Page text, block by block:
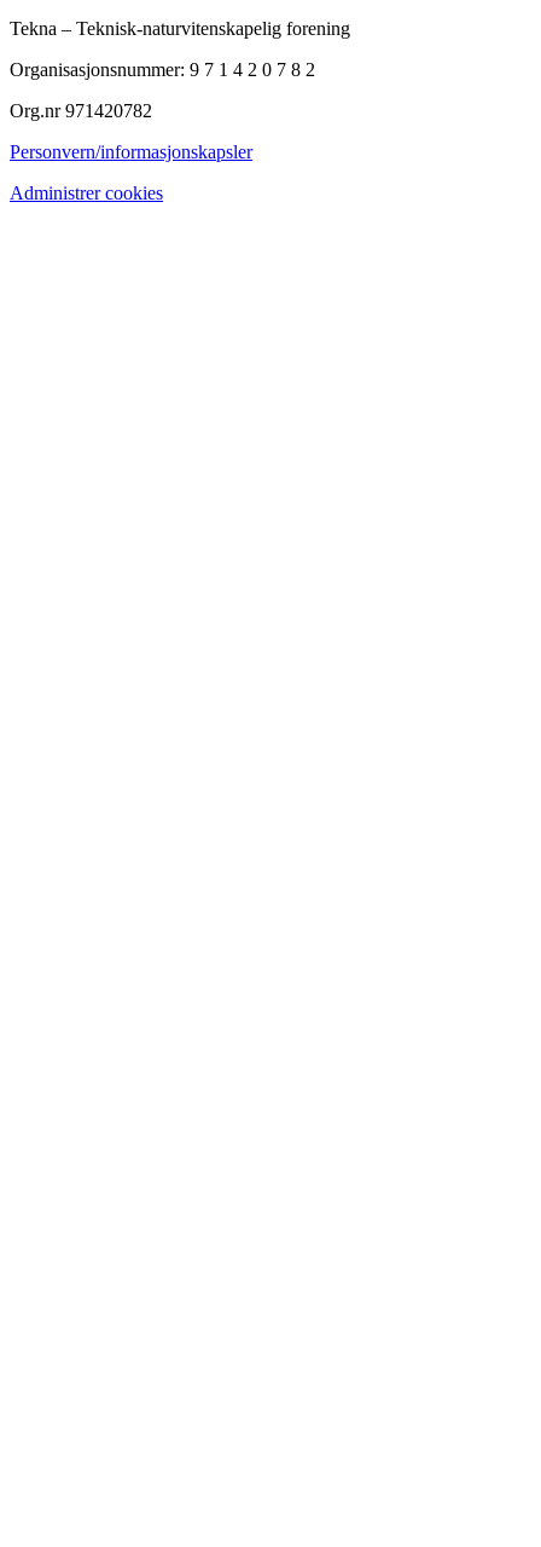
Tekna – Teknisk-naturvitenskapelig forening
Organisasjonsnummer: 9 7 1 4 2 0 7 8 2
Org.nr 971420782
Personvern/informasjonskapsler
Administrer cookies